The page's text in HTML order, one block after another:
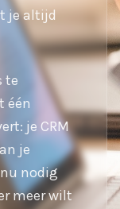
je altijd
te
één
je CRM
je
nodig
meer wilt